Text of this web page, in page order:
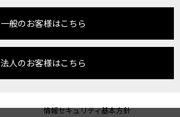
一般のお客様はこちら
法人のお客様はこちら
情報セキュリティ基本方針